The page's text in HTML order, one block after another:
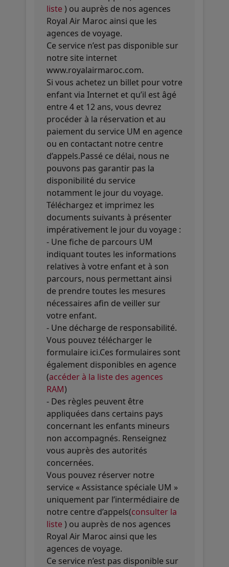
liste) ou auprès de nos agences
Royal Air Maroc ainsi que les
agences de voyage.
Ce service n’est pas disponible sur
notre site internet
www.royalairmaroc.com.
Si vous achetez un billet pour votre
enfant via Internet et qu’il est âgé
entre 4 et 12 ans, vous devrez
procéder à la réservation et au
paiement du service UM en agence
ou en contactant notre centre
d’appels.Passé ce délai, nous ne
pouvons pas garantir pas la
disponibilité du service
notamment le jour du voyage.
Téléchargez et imprimez les
documents suivants à présenter
impérativement le jour du voyage :
- Une fiche de parcours UM
indiquant toutes les informations
relatives à votre enfant et à son
parcours, nous permettant ainsi
de prendre toutes les mesures
nécessaires afin de veiller sur
votre enfant.
- Une décharge de responsabilité.
Vous pouvez télécharger le
formulaire ici.Ces formulaires sont
également disponibles en agence
(accéder à la liste des agences
RAM)
- Des règles peuvent être
appliquées dans certains pays
concernant les enfants mineurs
non accompagnés. Renseignez
vous auprès des autorités
concernées.
Vous pouvez réserver notre
service « Assistance spéciale UM »
uniquement par l’intermédiaire de
notre centre d’appels(consulter la
liste) ou auprès de nos agences
Royal Air Maroc ainsi que les
agences de voyage.
Ce service n’est pas disponible sur